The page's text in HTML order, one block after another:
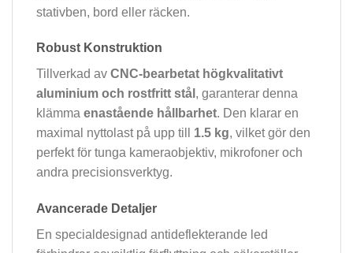
stativben, bord eller räcken.
Robust Konstruktion
Tillverkad av CNC-bearbetat högkvalitativt
aluminium och rostfritt stål , garanterar denna
klämma enastående hållbarhet. Den klarar en
maximal nyttolast på upp till 1.5 kg, vilket gör den
perfekt för tunga kameraobjektiv, mikrofoner och
andra precisionsverktyg.
Avancerade Detaljer
En specialdesignad antideflekterande led